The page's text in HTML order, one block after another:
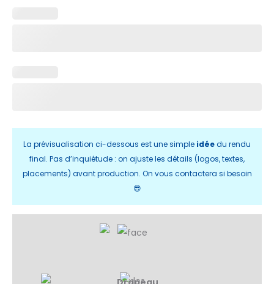
La prévisualisation ci-dessous est une simple idéedu rendu
final. Pas d’inquiétude : on ajuste les détails (logos, textes,
placements) avant production. On vous contactera si besoin
😎